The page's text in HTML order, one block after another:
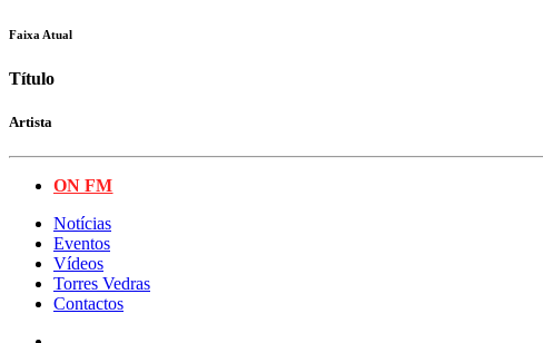
Faixa Atual
Título
Artista
ON FM
Notícias
Eventos
Vídeos
Torres Vedras
Contactos